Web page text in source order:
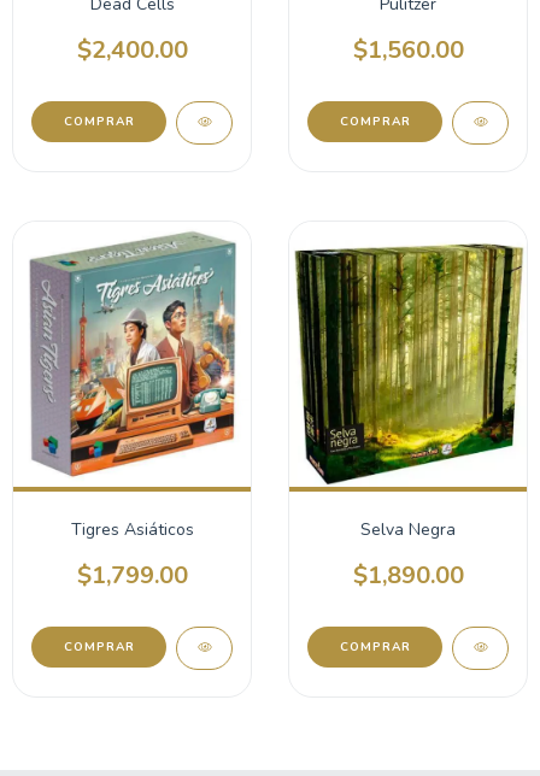
$2,400.00 $1,560.00
Tigres Asiáticos
$1,799.00
Selva Negra
$1,890.00